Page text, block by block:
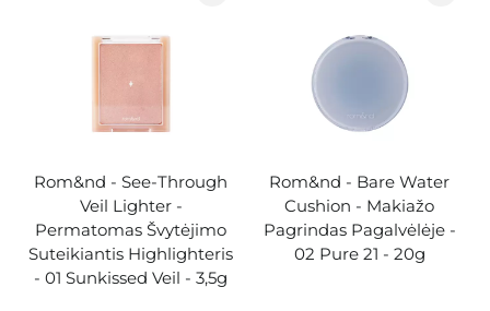
Rom&nd - See-Through
Veil Lighter -
Permatomas Švytėjimo
Suteikiantis Highlighteris
- 01 Sunkissed Veil - 3,5g
Rom&nd - Bare Water
Cushion - Makiažo
Pagrindas Pagalvėlėje -
02 Pure 21 - 20g